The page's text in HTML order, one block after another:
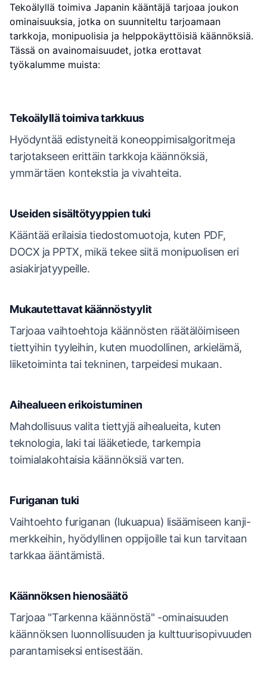
Tekoälyllä toimiva Japanin kääntäjä tarjoaa joukon
ominaisuuksia, jotka on suunniteltu tarjoamaan
tarkkoja, monipuolisia ja helppokäyttöisiä käännöksiä.
Tässä on avainomaisuudet, jotka erottavat
työkalumme muista:
Tekoälyllä toimiva tarkkuus
Hyödyntää edistyneitä koneoppimisalgoritmeja
tarjotakseen erittäin tarkkoja käännöksiä,
ymmärtäen kontekstia ja vivahteita.
Useiden sisältötyyppien tuki
Kääntää erilaisia tiedostomuotoja, kuten PDF,
DOCX ja PPTX, mikä tekee siitä monipuolisen eri
asiakirjatyypeille.
Mukautettavat käännöstyylit
Tarjoaa vaihtoehtoja käännösten räätälöimiseen
tiettyihin tyyleihin, kuten muodollinen, arkielämä,
liiketoiminta tai tekninen, tarpeidesi mukaan.
Aihealueen erikoistuminen
Mahdollisuus valita tiettyjä aihealueita, kuten
teknologia, laki tai lääketiede, tarkempia
toimialakohtaisia käännöksiä varten.
Furiganan tuki
Vaihtoehto furiganan (lukuapua) lisäämiseen kanji-
merkkeihin, hyödyllinen oppijoille tai kun tarvitaan
tarkkaa ääntämistä.
Käännöksen hienosäätö
Tarjoaa "Tarkenna käännöstä" -ominaisuuden
käännöksen luonnollisuuden ja kulttuurisopivuuden
parantamiseksi entisestään.